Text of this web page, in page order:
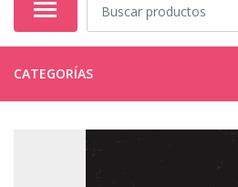
CATEGORÍAS